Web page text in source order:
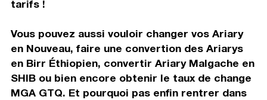
tarifs !
Vous pouvez aussi vouloir changer vos Ariary
en Nouveau, faire une convertion des Ariarys
en Birr Éthiopien, convertir Ariary Malgache en
SHIB ou bien encore obtenir le taux de change
MGA GTQ. Et pourquoi pas enfin rentrer dans